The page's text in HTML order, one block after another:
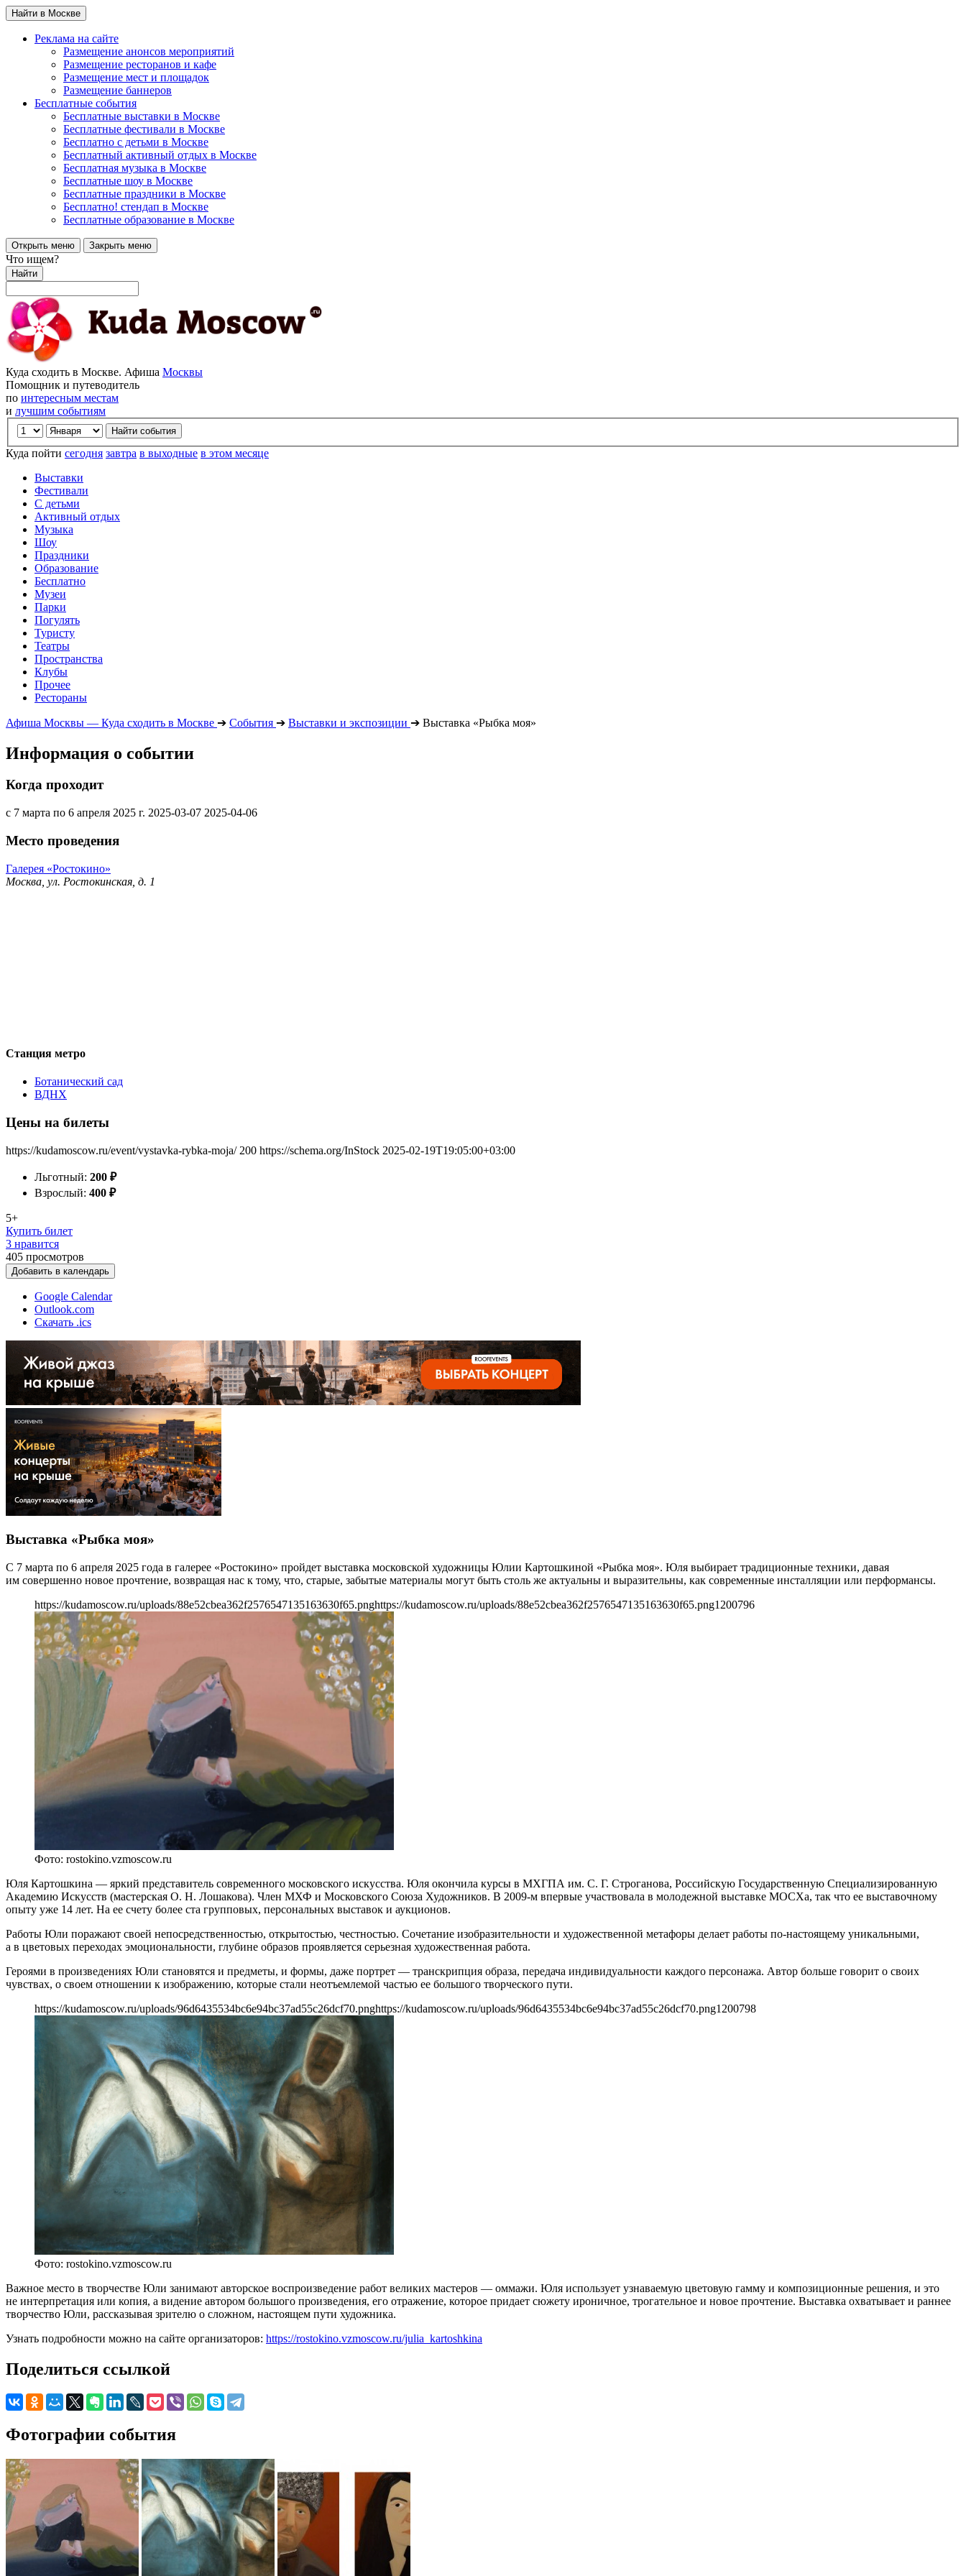
Найти в Москве
Реклама на сайте
Размещение анонсов мероприятий
Размещение ресторанов и кафе
Размещение мест и площадок
Размещение баннеров
Бесплатные события
Бесплатные выставки в Москве
Бесплатные фестивали в Москве
Бесплатно с детьми в Москве
Бесплатный активный отдых в Москве
Бесплатная музыка в Москве
Бесплатные шоу в Москве
Бесплатные праздники в Москве
Бесплатно! стендап в Москве
Бесплатные образование в Москве
Открыть меню Закрыть меню
Что ищем?
Найти
Куда сходить в Москве. Афиша Москвы
Помощник и путеводитель
по интересным местам
и лучшим событиям
Куда пойти сегодня завтра в выходные в этом месяце
Выставки
Фестивали
С детьми
Активный отдых
Музыка
Шоу
Праздники
Образование
Бесплатно
Музеи
Парки
Погулять
Туристу
Театры
Пространства
Клубы
Прочее
Рестораны
Афиша Москвы — Куда сходить в Москве ➔ События ➔ Выставки и экспозиции ➔ Выставка «Рыбка моя»
Информация о событии
Когда проходит
с 7 марта по 6 апреля 2025 г. 2025-03-07 2025-04-06
Место проведения
Галерея «Ростокино»
Москва, ул. Ростокинская, д. 1
Станция метро
Ботанический сад
ВДНХ
Цены на билеты
https://kudamoscow.ru/event/vystavka-rybka-moja/ 200 https://schema.org/InStock 2025-02-19T19:05:00+03:00
Льготный: 200 ₽
Взрослый: 400 ₽
5+
Купить билет
3 нравится
405 просмотров
Добавить в календарь
Google Calendar
Outlook.com
Скачать .ics
Выставка «Рыбка моя»
С 7 марта по 6 апреля 2025 года в галерее «Ростокино» пройдет выставка московской художницы Юлии Картошкиной «Рыбка моя». Юля выбирает традиционные техники, давая
им совершенно новое прочтение, возвращая нас к тому, что, старые, забытые материалы могут быть столь же актуальны и выразительны, как современные инсталляции или перформансы.
https://kudamoscow.ru/uploads/88e52cbea362f2576547135163630f65.pnghttps://kudamoscow.ru/uploads/88e52cbea362f2576547135163630f65.png1200796
Фото: rostokino.vzmoscow.ru
Юля Картошкина — яркий представитель современного московского искусства. Юля окончила курсы в МХГПА им. С. Г. Строганова, Российскую Государственную Специализированную
Академию Искусств (мастерская О. Н. Лошакова). Член МХФ и Московского Союза Художников. В 2009-м впервые участвовала в молодежной выставке МОСХа, так что ее выставочному
опыту уже 14 лет. На ее счету более ста групповых, персональных выставок и аукционов.
Работы Юли поражают своей непосредственностью, открытостью, честностью. Сочетание изобразительности и художественной метафоры делает работы по-настоящему уникальными,
а в цветовых переходах эмоциональности, глубине образов проявляется серьезная художественная работа.
Героями в произведениях Юли становятся и предметы, и формы, даже портрет — транскрипция образа, передача индивидуальности каждого персонажа. Автор больше говорит о своих
чувствах, о своем отношении к изображению, которые стали неотъемлемой частью ее большого творческого пути.
https://kudamoscow.ru/uploads/96d6435534bc6e94bc37ad55c26dcf70.pnghttps://kudamoscow.ru/uploads/96d6435534bc6e94bc37ad55c26dcf70.png1200798
Фото: rostokino.vzmoscow.ru
Важное место в творчестве Юли занимают авторское воспроизведение работ великих мастеров — оммажи. Юля использует узнаваемую цветовую гамму и композиционные решения, и это
не интерпретация или копия, а видение автором большого произведения, его отражение, которое придает сюжету ироничное, трогательное и новое прочтение. Выставка охватывает и раннее
творчество Юли, рассказывая зрителю о сложном, настоящем пути художника.
Узнать подробности можно на сайте организаторов: https://rostokino.vzmoscow.ru/julia_kartoshkina
Поделиться ссылкой
Фотографии события